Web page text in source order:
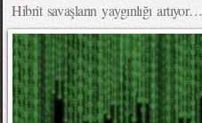
Hibrit savaşların yaygınlığı artıyor…